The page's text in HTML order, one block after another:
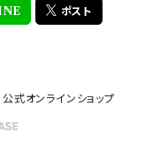
ポスト
オンラインショップ